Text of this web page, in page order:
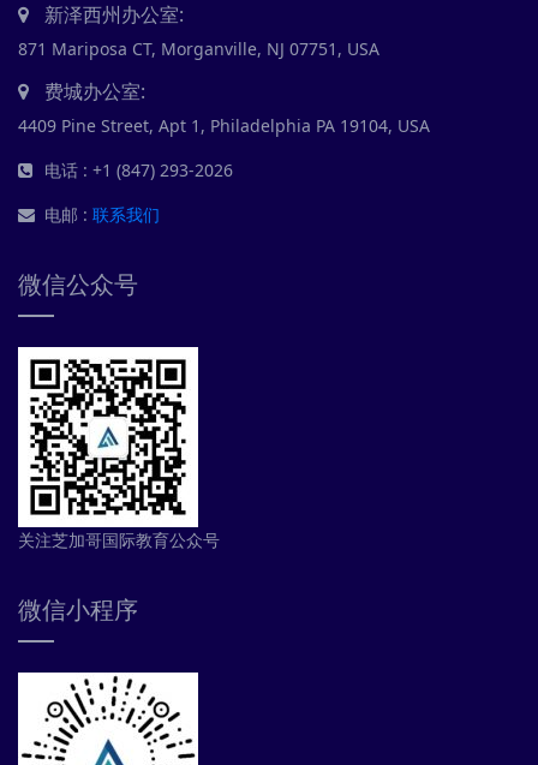
新泽西州办公室:
871 Mariposa CT, Morganville, NJ 07751, USA
费城办公室:
4409 Pine Street, Apt 1, Philadelphia PA 19104, USA
电话 : +1 (847) 293-2026
电邮 : 联系我们
微信公众号
关注芝加哥国际教育公众号
微信小程序